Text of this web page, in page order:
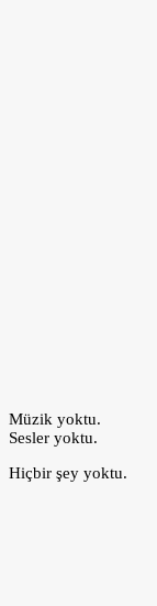
Müzik yoktu.
Sesler yoktu.
Hiçbir şey yoktu.